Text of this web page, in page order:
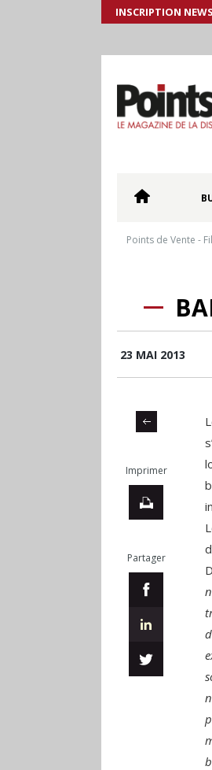
INSCRIPTION
Points de Vente -
23 MAI 2013
Imprimer
Partager